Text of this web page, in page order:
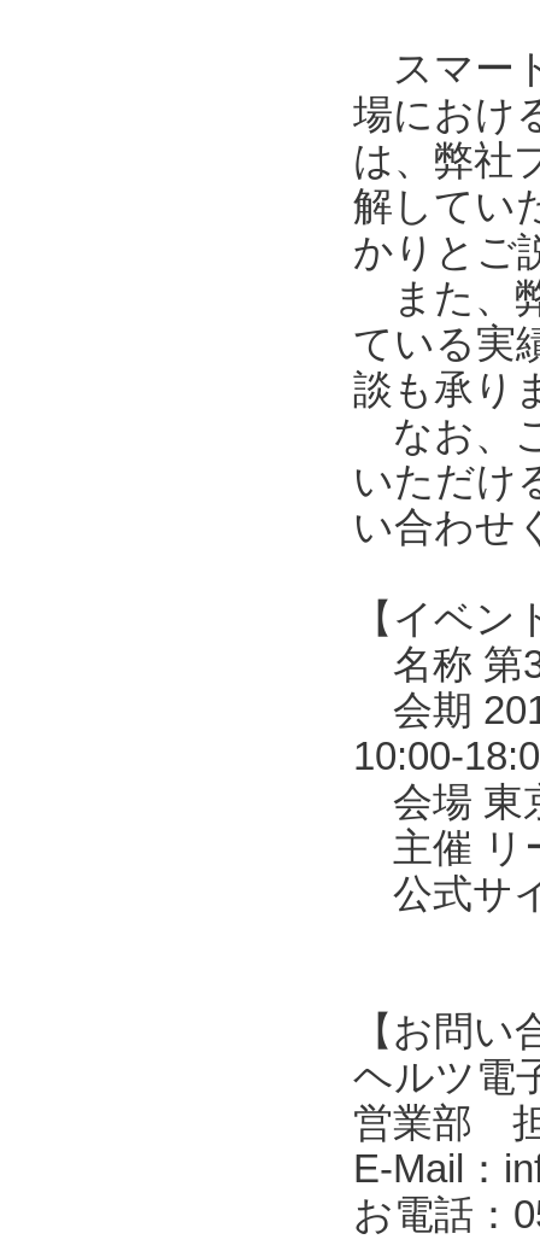
スマー
場におけ
は、弊社
解してい
かりとご
また、
ている実
談も承り
なお、
いただけ
い合わせ
【イベン
名称 第
会期
10:00-
会場 東
主催 リ
公式サ
【お問い
ヘルツ電
営業部
E-Mail：
お電話：